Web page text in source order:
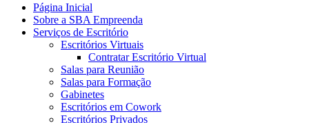
Página Inicial
Sobre a SBA Empreenda
Serviços de Escritório
Escritórios Virtuais
Contratar Escritório Virtual
Salas para Reunião
Salas para Formação
Gabinetes
Escritórios em Cowork
Escritórios Privados